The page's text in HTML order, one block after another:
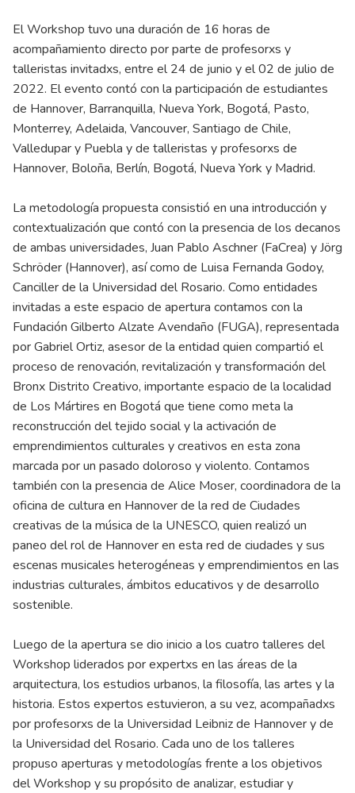
El Workshop tuvo una duración de 16 horas de
acompañamiento directo por parte de profesorxs y
talleristas invitadxs, entre el 24 de junio y el 02 de julio de
2022. El evento contó con la participación de estudiantes
de Hannover, Barranquilla, Nueva York, Bogotá, Pasto,
Monterrey, Adelaida, Vancouver, Santiago de Chile,
Valledupar y Puebla y de talleristas y profesorxs de
Hannover, Boloña, Berlín, Bogotá, Nueva York y Madrid.
La metodología propuesta consistió en una introducción y
contextualización que contó con la presencia de los decanos
de ambas universidades, Juan Pablo Aschner (FaCrea) y Jörg
Schröder (Hannover), así como de Luisa Fernanda Godoy,
Canciller de la Universidad del Rosario. Como entidades
invitadas a este espacio de apertura contamos con la
Fundación Gilberto Alzate Avendaño (FUGA), representada
por Gabriel Ortiz, asesor de la entidad quien compartió el
proceso de renovación, revitalización y transformación del
Bronx Distrito Creativo, importante espacio de la localidad
de Los Mártires en Bogotá que tiene como meta la
reconstrucción del tejido social y la activación de
emprendimientos culturales y creativos en esta zona
marcada por un pasado doloroso y violento. Contamos
también con la presencia de Alice Moser, coordinadora de la
oficina de cultura en Hannover de la red de Ciudades
creativas de la música de la UNESCO, quien realizó un
paneo del rol de Hannover en esta red de ciudades y sus
escenas musicales heterogéneas y emprendimientos en las
industrias culturales, ámbitos educativos y de desarrollo
sostenible.
Luego de la apertura se dio inicio a los cuatro talleres del
Workshop liderados por expertxs en las áreas de la
arquitectura, los estudios urbanos, la filosofía, las artes y la
historia. Estos expertos estuvieron, a su vez, acompañadxs
por profesorxs de la Universidad Leibniz de Hannover y de
la Universidad del Rosario. Cada uno de los talleres
propuso aperturas y metodologías frente a los objetivos
del Workshop y su propósito de analizar, estudiar y